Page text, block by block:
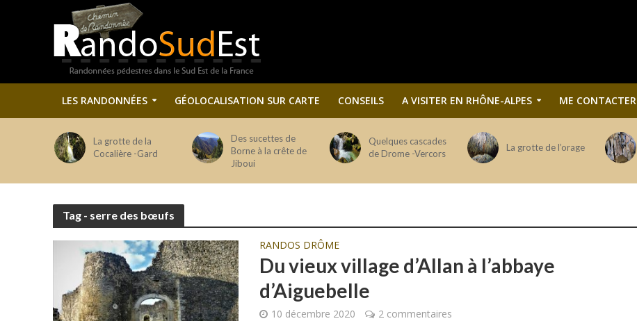
LES RANDONNÉES GÉOLOCALISATION SUR CARTE CONSEILS A VISITER EN RHÔNE-ALPES ME CONTACTER
La grotte de la
Cocalière -Gard
Des sucettes de
Borne à la crête de
Jiboui
Quelques cascades
de Drome -Vercors
La grotte de l’orage
Tag - serre des bœufs
RANDOS DRÔME
Du vieux village d’Allan à l’abbaye
d’Aiguebelle
10 décembre 2020 2 commentaires